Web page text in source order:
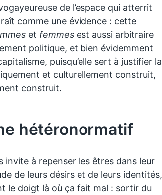
de l’espace qui atterrit
comme une évidence : cette
et femmes est aussi arbitraire
politique, et bien évidemment
puisqu’elle sert à justifier la
et culturellement construit,
construit.
hétéronormatif
invite à repenser les êtres dans leur
de leurs désirs et de leurs identités,
le doigt là où ça fait mal : sortir du